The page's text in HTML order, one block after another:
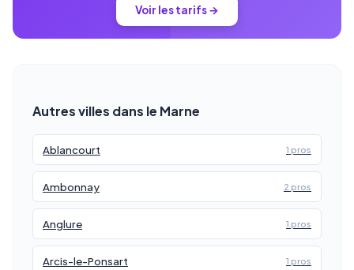
Voir les tarifs →
Autres villes dans le Marne
Ablancourt 1 pros
Ambonnay 2 pros
Anglure 1 pros
Arcis-le-Ponsart 1 pros